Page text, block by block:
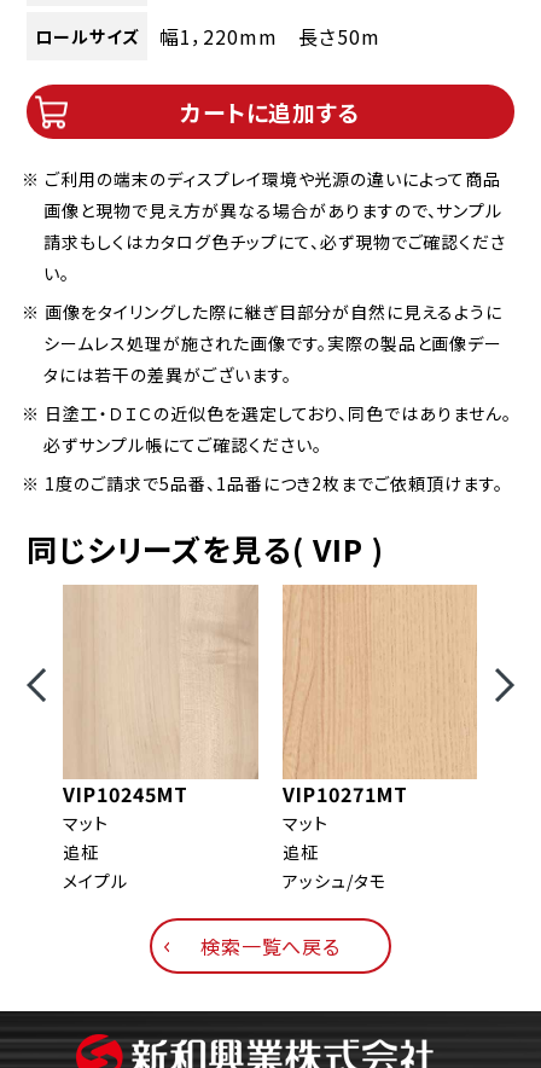
ロールサイズ 幅1，220mm 長さ50m
カートに追加する
※ ご利用の端末のディスプレイ環境や光源の違いによって商品
画像と現物で見え方が異なる場合がありますので、サンプル
請求もしくはカタログ色チップにて、必ず現物でご確認くださ
い。
※ 画像をタイリングした際に継ぎ目部分が自然に見えるように
シームレス処理が施された画像です。実際の製品と画像デー
タには若干の差異がございます。
※ 日塗工・ＤＩＣの近似色を選定しており、同色ではありません。
必ずサンプル帳にてご確認ください。
※ 1度のご請求で5品番、1品番につき2枚までご依頼頂けます。
同じシリーズを見る( VIP )
VIP10245MT
マット
追柾
メイプル
VIP10271MT
マット
追柾
アッシュ/タモ
検索一覧へ戻る